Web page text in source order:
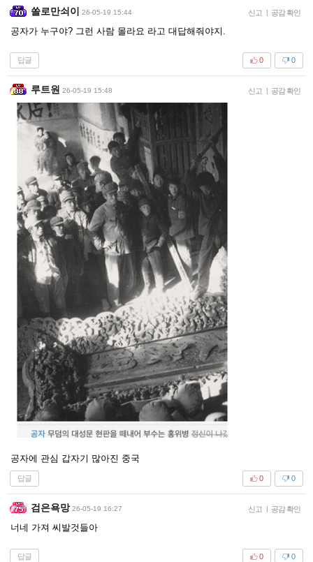
쏠로만쇠이 26-05-19 15:44 신고 | 공감 확인
공자가 누구야? 그런 사람 몰라요 라고 대답해줘야지.
답글 0
0
루트원 26-05-19 15:48 신고 | 공감 확인
공자에 관심 갑자기 많아진 중국
답글 0
0
검은욕망 26-05-19 16:27 신고 | 공감 확인
너네 가져 씨발것들아
답글 0
0